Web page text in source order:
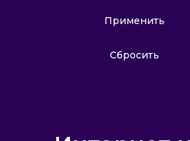
Применить
Сбросить